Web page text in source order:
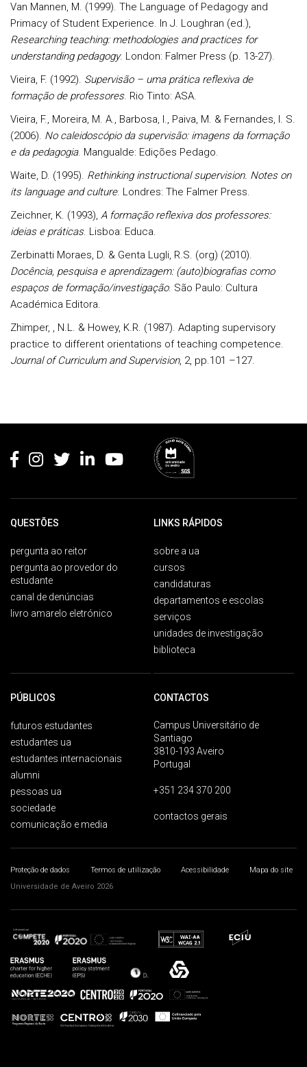
Van Mannen, M. (1999). The Language of Pedagogy and
Primacy of Student Experience. In J. Loughran (ed.),
Researching teaching: methodologies and practices for
understanding pedagogy. London: Falmer Press (p. 13-27).
Vieira, F. (1992). Supervisão – uma prática reflexiva de
formação de professores. Rio Tinto: ASA.
Vieira, F., Moreira, M. A., Barbosa, I., Paiva, M. & Fernandes, I. S.
(2006). No caleidoscópio da supervisão: imagens da formação
e da pedagogia. Mangualde: Edições Pedago.
Waite, D. (1995). Rethinking instructional supervision. Notes on
its language and culture. Londres: The Falmer Press.
Zeichner, K. (1993), A formação reflexiva dos professores:
ideias e práticas. Lisboa: Educa.
Zerbinatti Moraes, D. & Genta Lugli, R.S. (org) (2010).
Docência, pesquisa e aprendizagem: (auto)biografias como
espaços de formação/investigação. São Paulo: Cultura
Académica Editora.
Zhimper, , N.L. & Howey, K.R. (1987). Adapting supervisory
practice to different orientations of teaching competence.
Journal of Curriculum and Supervision, 2, pp.101 –127.
QUESTÕES
pergunta ao reitor
pergunta ao provedor do
estudante
canal de denúncias
livro amarelo eletrónico
LINKS RÁPIDOS
sobre a ua
cursos
candidaturas
departamentos e escolas
serviços
unidades de investigação
biblioteca
PÚBLICOS
futuros estudantes
estudantes ua
estudantes internacionais
alumni
pessoas ua
sociedade
comunicação e media
CONTACTOS
Campus Universitário de
Santiago
3810-193 Aveiro
Portugal
+351 234 370 200
contactos gerais
Proteção de dados Termos de utilização Acessibilidade
Mapa do site
Universidade de Aveiro 2026